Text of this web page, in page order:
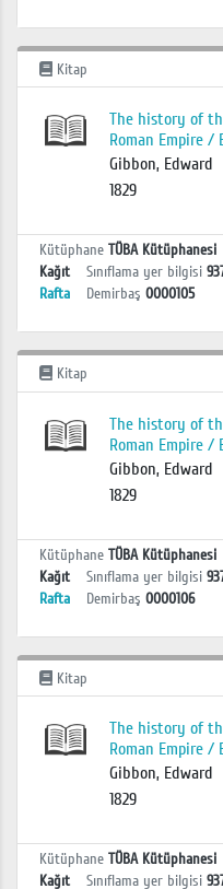
Kitap
The history of
Roman Empire /
Gibbon, Edward
1829
Kütüphane TÜBA Kütüphanesi
Kağıt
Sınıflama yer bilgisi
Rafta
Demirbaş 0000105
Kitap
The history of
Roman Empire /
Gibbon, Edward
1829
Kütüphane TÜBA Kütüphanesi
Kağıt
Sınıflama yer bilgisi
Rafta
Demirbaş 0000106
Kitap
The history of
Roman Empire /
Gibbon, Edward
1829
Kütüphane TÜBA Kütüphanesi
Kağıt
Sınıflama yer bilgisi